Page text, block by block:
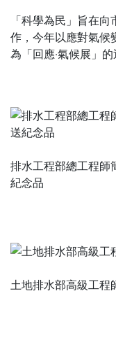
「科學為民」旨在
作，今年以應對氣候
為「回應‧氣候展」
排水工程部總工程師
紀念品
土地排水部高級工程